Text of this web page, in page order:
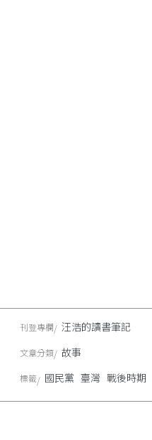
刊登專欄 汪浩的讀書筆記
文章分類 故事
標籤 國民黨 臺灣 戰後時期